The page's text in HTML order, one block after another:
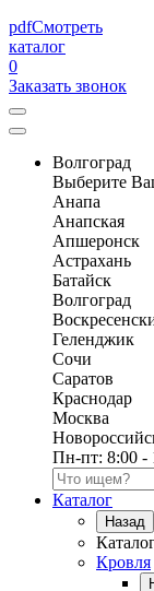
pdfСмотреть
каталог
0
Заказать звонок
Волгоград
Выберите
Анапа
Анапская
Апшеронск
Астрахань
Батайск
Волгоград
Геленджик
Сочи
Саратов
Краснодар
Москва
Пн-пт: 8:00 -
Поиск по
Каталог
Назад
Кровля